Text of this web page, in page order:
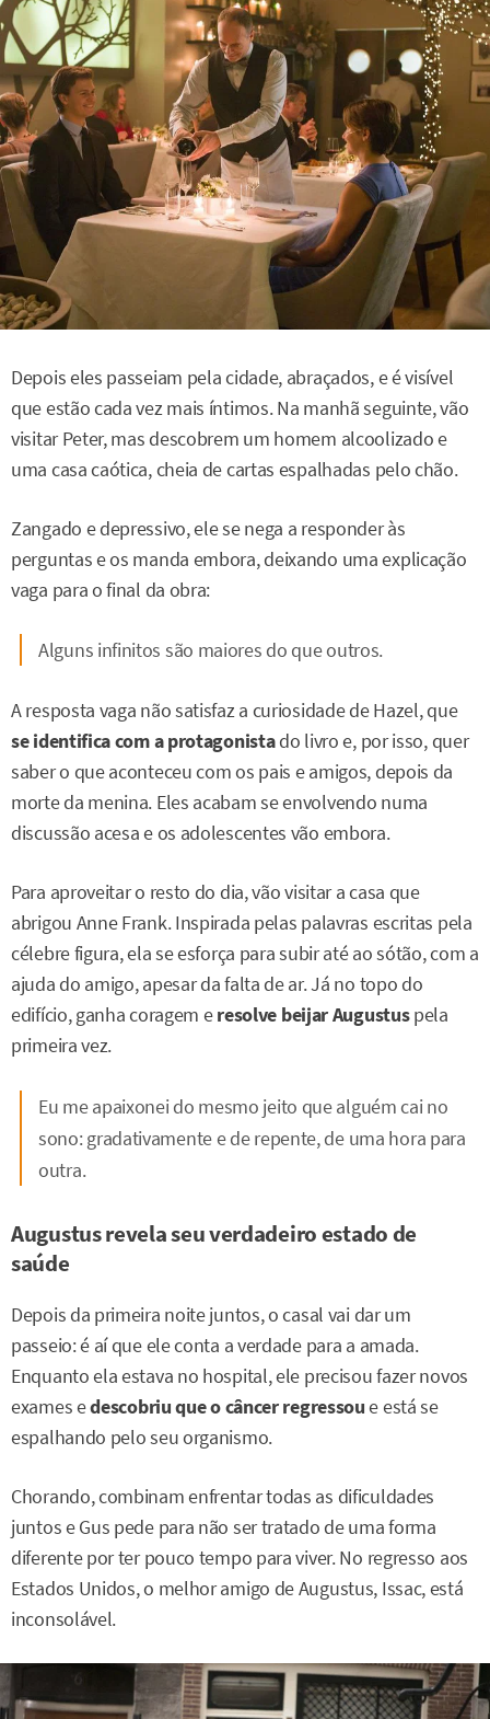
Depois eles passeiam pela cidade, abraçados, e é visível
que estão cada vez mais íntimos. Na manhã seguinte, vão
visitar Peter, mas descobrem um homem alcoolizado e
uma casa caótica, cheia de cartas espalhadas pelo chão.
Zangado e depressivo, ele se nega a responder às
perguntas e os manda embora, deixando uma explicação
vaga para o final da obra:
Alguns infinitos são maiores do que outros.
A resposta vaga não satisfaz a curiosidade de Hazel, que
se identifica com a protagonistado livro e, por isso, quer
saber o que aconteceu com os pais e amigos, depois da
morte da menina. Eles acabam se envolvendo numa
discussão acesa e os adolescentes vão embora.
Para aproveitar o resto do dia, vão visitar a casa que
abrigou Anne Frank. Inspirada pelas palavras escritas pela
célebre figura, ela se esforça para subir até ao sótão, com a
ajuda do amigo, apesar da falta de ar. Já no topo do
edifício, ganha coragem eresolve beijar Augustuspela
primeira vez.
Eu me apaixonei do mesmo jeito que alguém cai no
sono: gradativamente e de repente, de uma hora para
outra.
Augustus revela seu verdadeiro estado de
saúde
Depois da primeira noite juntos, o casal vai dar um
passeio: é aí que ele conta a verdade para a amada.
Enquanto ela estava no hospital, ele precisou fazer novos
exames edescobriu que o câncer regressoue está se
espalhando pelo seu organismo.
Chorando, combinam enfrentar todas as dificuldades
juntos e Gus pede para não ser tratado de uma forma
diferente por ter pouco tempo para viver. No regresso aos
Estados Unidos, o melhor amigo de Augustus, Issac, está
inconsolável.